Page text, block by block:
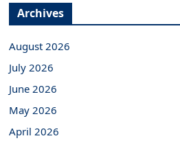
Archives
August 2026
July 2026
June 2026
May 2026
April 2026